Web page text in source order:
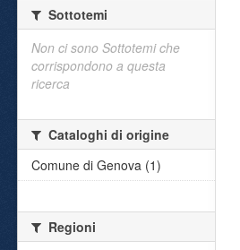
Sottotemi
Non ci sono Sottotemi che
corrispondono a questa
ricerca
Cataloghi di origine
Comune di Genova (1)
Regioni